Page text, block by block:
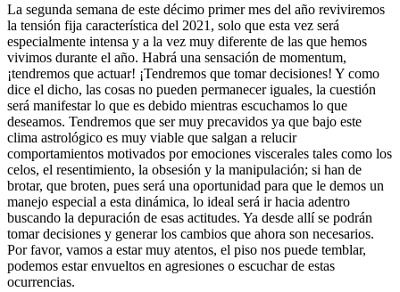
La segunda semana de este décimo primer mes del año reviviremos
la tensión fija característica del 2021, solo que esta vez será
especialmente intensa y a la vez muy diferente de las que hemos
vivimos durante el año. Habrá una sensación de momentum,
¡tendremos que actuar! ¡Tendremos que tomar decisiones! Y como
dice el dicho, las cosas no pueden permanecer iguales, la cuestión
será manifestar lo que es debido mientras escuchamos lo que
deseamos. Tendremos que ser muy precavidos ya que bajo este
clima astrológico es muy viable que salgan a relucir
comportamientos motivados por emociones viscerales tales como los
celos, el resentimiento, la obsesión y la manipulación; si han de
brotar, que broten, pues será una oportunidad para que le demos un
manejo especial a esta dinámica, lo ideal será ir hacia adentro
buscando la depuración de esas actitudes. Ya desde allí se podrán
tomar decisiones y generar los cambios que ahora son necesarios.
Por favor, vamos a estar muy atentos, el piso nos puede temblar,
podemos estar envueltos en agresiones o escuchar de estas
ocurrencias.